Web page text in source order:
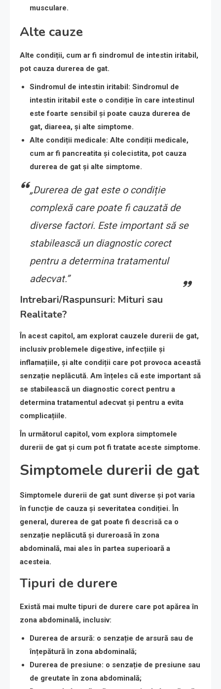
musculare.
Alte cauze
Alte condiții, cum ar fi sindromul de intestin iritabil,
pot cauza durerea de gat.
Sindromul de intestin iritabil : Sindromul de
intestin iritabil este o condiție în care intestinul
este foarte sensibil și poate cauza durerea de
gat, diareea, și alte simptome.
Alte condiții medicale: Alte condiții medicale,
cum ar fi pancreatita și colecistita, pot cauza
durerea de gat și alte simptome.
„Durerea de gat este o condiție
complexă care poate fi cauzată de
diverse factori. Este important să se
stabilească un diagnostic corect
pentru a determina tratamentul
adecvat.”
Intrebari/Raspunsuri: Mituri sau
Realitate?
În acest capitol, am explorat cauzele durerii de gat,
inclusiv problemele digestive, infecțiile și
inflamațiile, și alte condiții care pot provoca această
senzație neplăcută. Am înțeles că este important să
se stabilească un diagnostic corect pentru a
determina tratamentul adecvat și pentru a evita
complicațiile.
În următorul capitol, vom explora simptomele
durerii de gat și cum pot fi tratate aceste simptome.
Simptomele durerii de gat
Simptomele durerii de gat sunt diverse și pot varia
în funcție de cauza și severitatea condiției. În
general, durerea de gat poate fi descrisă ca o
senzație neplăcută și dureroasă în zona
abdominală, mai ales în partea superioară a
acesteia.
Tipuri de durere
Există mai multe tipuri de durere care pot apărea în
zona abdominală, inclusiv:
Durerea de arsură: o senzație de arsură sau de
înțepătură în zona abdominală;
Durerea de presiune: o senzație de presiune sau
de greutate în zona abdominală;